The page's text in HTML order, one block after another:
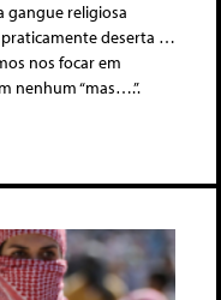
gangue religiosa
deserta …
nos focar em
nenhum “mas….”.